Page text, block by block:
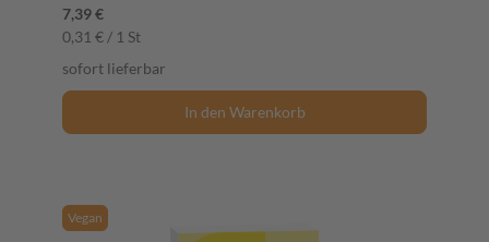
7,39 €
0,31 € / 1 St
sofort lieferbar
In den Warenkorb
Vegan